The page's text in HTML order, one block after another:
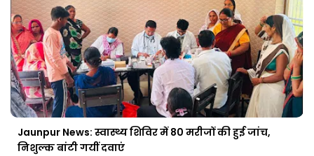
Jaunpur News: स्वास्थ्य शिविर में 80 मरीजों की हुई जांच,
निशुल्क बांटी गयीं दवाएं